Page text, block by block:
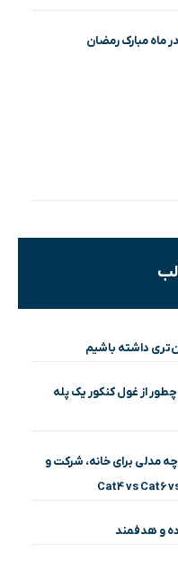
ماه مبارک رمضان
داشته باشیم
از غول کنکور یک پله
مدلی برای خانه، شرکت و
و هدفمند